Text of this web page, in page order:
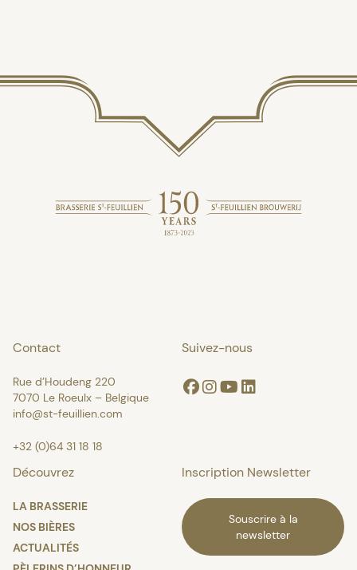
Contact
Rue d’Houdeng 220
7070 Le Roeulx – Belgique
info@st-feuillien.com
+32 (0)64 31 18 18
Suivez-nous
Facebook
Instagram
YoutubeLinkedin
Découvrez
LA BRASSERIE
NOS BIÈRES
ACTUALITÉS
Inscription Newsletter
Souscrire à la
newsletter